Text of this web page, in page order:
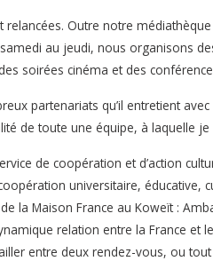
relancées. Outre notre
au jeudi, nous organisons
soirées cinéma et des
partenariats qu’il entretient
de toute une équipe, à laquelle
de coopération et d’action
universitaire, éducative,
la Maison France au Koweït :
relation entre la France et
entre deux rendez-vous, ou